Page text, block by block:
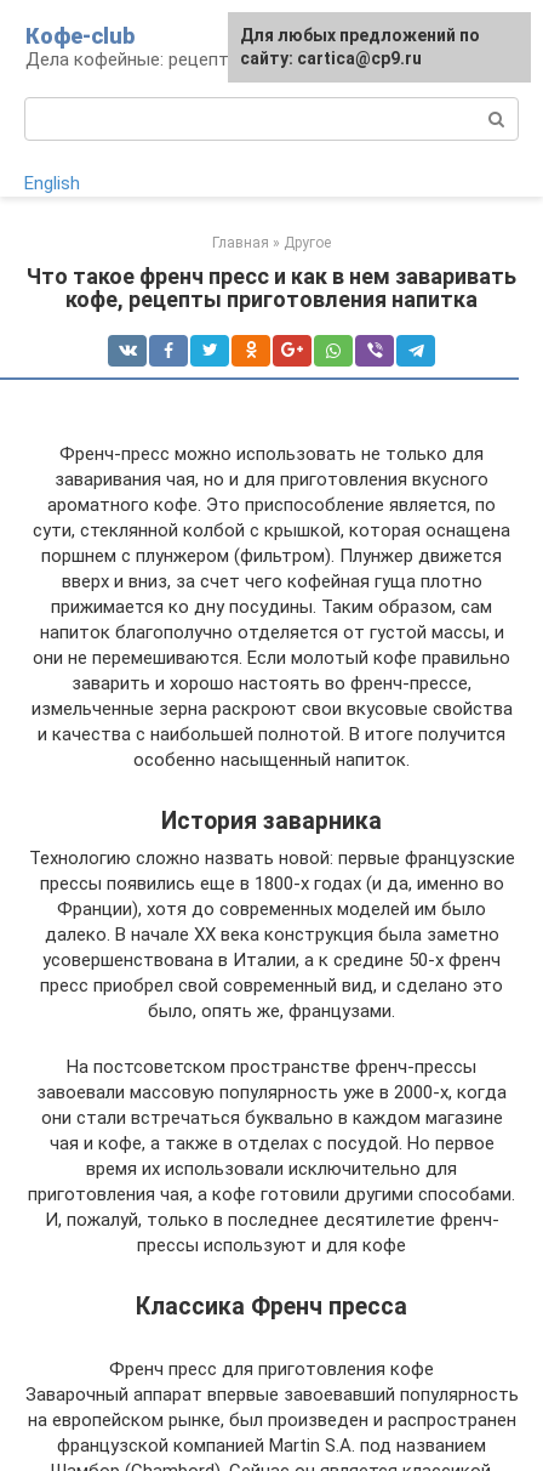
контенту
Кофе-club
Дела кофейные: рецепты и приготовление
English
Главная » Другое
Что такое френч пресс и как в нем заваривать
кофе, рецепты приготовления напитка
Френч-пресс можно использовать не только для
заваривания чая, но и для приготовления вкусного
ароматного кофе. Это приспособление является, по
сути, стеклянной колбой с крышкой, которая оснащена
поршнем с плунжером (фильтром). Плунжер движется
вверх и вниз, за счет чего кофейная гуща плотно
прижимается ко дну посудины. Таким образом, сам
напиток благополучно отделяется от густой массы, и
они не перемешиваются. Если молотый кофе правильно
заварить и хорошо настоять во френч-прессе,
измельченные зерна раскроют свои вкусовые свойства
и качества с наибольшей полнотой. В итоге получится
особенно насыщенный напиток.
История заварника
Технологию сложно назвать новой: первые французские
прессы появились еще в 1800-х годах (и да, именно во
Франции), хотя до современных моделей им было
далеко. В начале XX века конструкция была заметно
усовершенствована в Италии, а к средине 50-х френч
пресс приобрел свой современный вид, и сделано это
было, опять же, французами.
На постсоветском пространстве френч-прессы
завоевали массовую популярность уже в 2000-х, когда
они стали встречаться буквально в каждом магазине
чая и кофе, а также в отделах с посудой. Но первое
время их использовали исключительно для
приготовления чая, а кофе готовили другими способами.
И, пожалуй, только в последнее десятилетие френч-
прессы используют и для кофе
Классика Френч пресса
Френч пресс для приготовления кофе
Заварочный аппарат впервые завоевавший популярность
на европейском рынке, был произведен и распространен
французской компанией Martin S.A. под названием
Для любых предложений по
сайту: cartica@cp9.ru